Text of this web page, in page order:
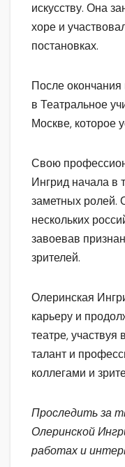
искусству. Она
хоре и
постановках.
После
в Театральное
Москве, которое
Свою
Ингрид начала в
заметных ролей.
нескольких
завоевав
зрителей.
Олеринская
карьеру и
театре, участвуя
талант и
коллегами и
Проследить за
Олеринской
работах и